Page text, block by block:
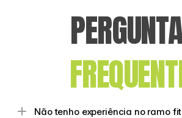
Não tenho experiência no ramo